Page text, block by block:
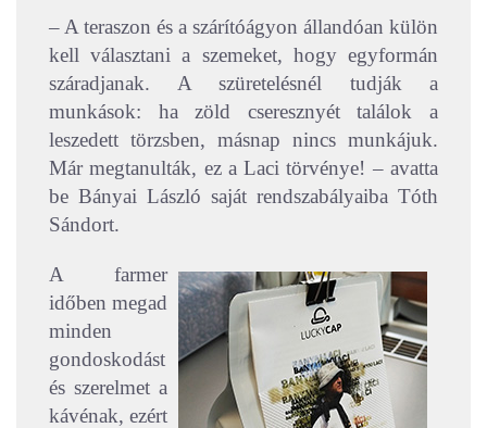
– A teraszon és a szárítóágyon állandóan külön
kell választani a szemeket, hogy egyformán
száradjanak. A szüretelésnél tudják a
munkások: ha zöld cseresznyét találok a
leszedett törzsben, másnap nincs munkájuk.
Már megtanulták, ez a Laci törvénye! – avatta
be Bányai László saját rendszabályaiba Tóth
Sándort.
A farmer
időben megad
minden
gondoskodást
és szerelmet a
kávénak, ezért